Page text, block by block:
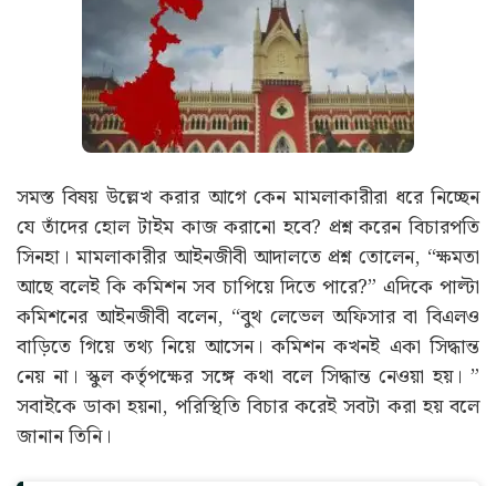
সমস্ত বিষয় উল্লেখ করার আগে কেন মামলাকারীরা ধরে নিচ্ছেন
যে তাঁদের হোল টাইম কাজ করানো হবে? প্রশ্ন করেন বিচারপতি
সিনহা। মামলাকারীর আইনজীবী আদালতে প্রশ্ন তোলেন, “ক্ষমতা
আছে বলেই কি কমিশন সব চাপিয়ে দিতে পারে?” এদিকে পাল্টা
কমিশনের আইনজীবী বলেন, “বুথ লেভেল অফিসার বা বিএলও
বাড়িতে গিয়ে তথ্য নিয়ে আসেন। কমিশন কখনই একা সিদ্ধান্ত
নেয় না। স্কুল কর্তৃপক্ষের সঙ্গে কথা বলে সিদ্ধান্ত নেওয়া হয়। ”
সবাইকে ডাকা হয়না, পরিস্থিতি বিচার করেই সবটা করা হয় বলে
জানান তিনি।